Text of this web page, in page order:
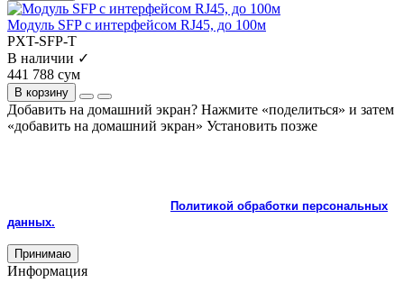
Модуль SFP с интерфейсом RJ45, до 100м
PXT-SFP-T
В наличии ✓
441 788 сум
В корзину
Добавить на домашний экран? Нажмите «поделиться» и затем
«добавить на домашний экран» Установить позже
Политикой обработки персональных
данных.
Принимаю
Информация